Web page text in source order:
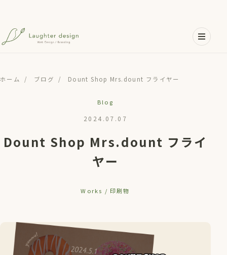
メインコンテンツへスキップ
ホーム / ブログ / Dount Shop Mrs.dount フライヤー
Blog
2024.07.07
Dount Shop Mrs.dount フライ
ヤー
Works / 印刷物